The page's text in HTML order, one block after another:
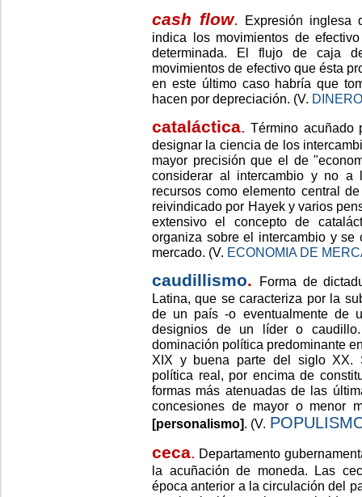
cash flow.
Expresión inglesa
indica los movimientos de
determinada. El flujo de caja
movimientos de efectivo que ésta
en este último caso habría que
hacen por depreciación. (V. DINERO
cataláctica. Término acuñado
designar la ciencia de los
mayor precisión que el de
considerar al intercambio y no
recursos como elemento central
reivindicado por Hayek y varios
extensivo el concepto de
organiza sobre el intercambio y
mercado. (V. ECONOMIA DE
caudillismo.
Forma de
Latina, que se caracteriza por la
de un país -o eventualmente de
designios de un líder o
dominación política predominante
XIX y buena parte del siglo XX.
política real, por encima de
formas más atenuadas de las
concesiones de mayor o menor
[personalismo]. (V.
ceca. Departamento
la acuñación de moneda. Las
época anterior a la circulación del